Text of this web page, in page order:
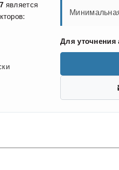
является
Для уточнения